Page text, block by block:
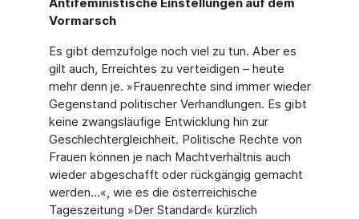
Vormarsch
Es gibt demzufolge noch viel zu tun. Aber es
gilt auch, Erreichtes zu verteidigen – heute
mehr denn je. »Frauenrechte sind immer wieder
Gegenstand politischer Verhandlungen. Es gibt
keine zwangsläufige Entwicklung hin zur
Geschlechtergleichheit. Politische Rechte von
Frauen können je nach Machtverhältnis auch
wieder abgeschafft oder rückgängig gemacht
werden…«, wie es die österreichische
Tageszeitung »Der Standard« kürzlich